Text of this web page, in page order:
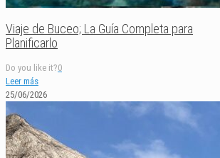
Viaje de Buceo; La Guía Completa para
Planificarlo
Do you like it?0
Leer más
25/06/2026